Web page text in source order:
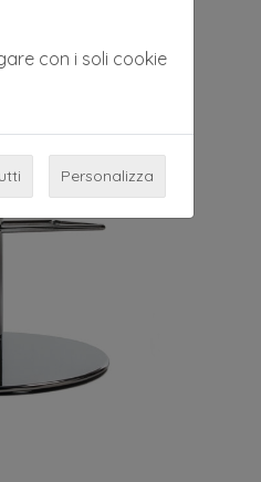
con i soli cookie
Personalizza